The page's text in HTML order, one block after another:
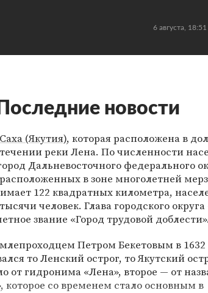
6 августа, 18:51
новости
(Якутия), которая расположена в
реки Лена. По численности
Дальневосточного федерального
в зоне многолетней
122 квадратных километра,
человек. Глава городского
звание «Город трудовой доблести».
Петром Бекетовым в 1632
то Ленский острог, то Якутский
от гидронима «Лена», второе — от
которое со временем стало основным в